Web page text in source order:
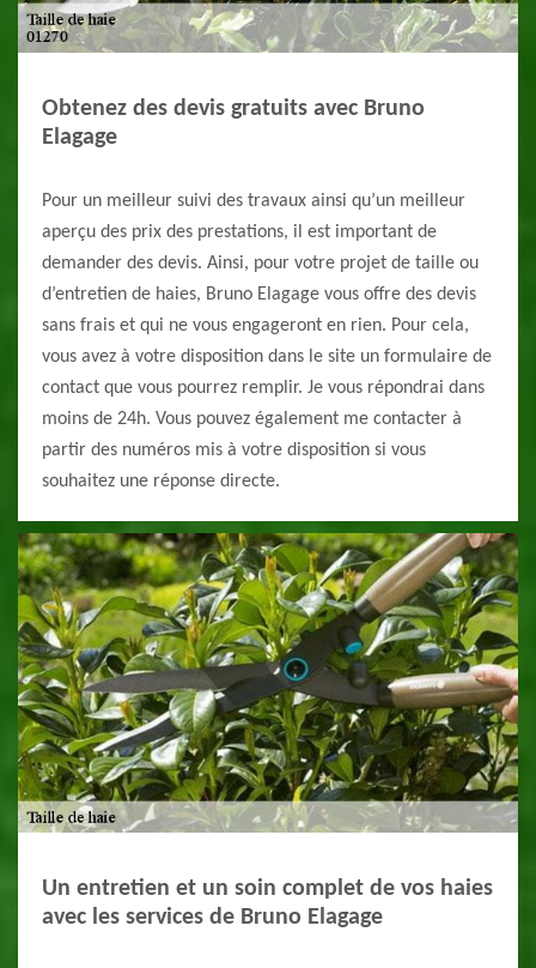
Obtenez des devis gratuits avec Bruno
Elagage
Pour un meilleur suivi des travaux ainsi qu’un meilleur
aperçu des prix des prestations, il est important de
demander des devis. Ainsi, pour votre projet de taille ou
d’entretien de haies, Bruno Elagage vous offre des devis
sans frais et qui ne vous engageront en rien. Pour cela,
vous avez à votre disposition dans le site un formulaire de
contact que vous pourrez remplir. Je vous répondrai dans
moins de 24h. Vous pouvez également me contacter à
partir des numéros mis à votre disposition si vous
souhaitez une réponse directe.
Un entretien et un soin complet de vos haies
avec les services de Bruno Elagage